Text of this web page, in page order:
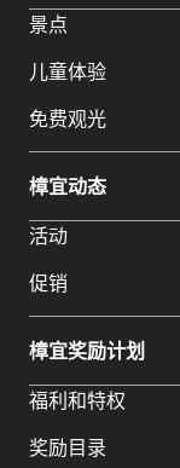
景点
儿童体验
免费观光
樟宜动态
活动
促销
樟宜奖励计划
福利和特权
奖励目录